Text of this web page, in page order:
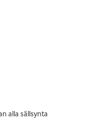
alla sällsynta